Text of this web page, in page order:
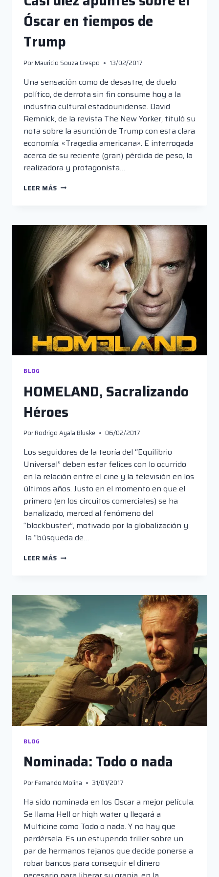
Óscar en tiempos de
Trump
PorMauricio Souza Crespo 13/02/2017
Una sensación como de desastre, de duelo
político, de derrota sin fin consume hoy a la
industria cultural estadounidense. David
Remnick, de la revista The New Yorker, tituló su
nota sobre la asunción de Trump con esta clara
economía: «Tragedia americana». E interrogada
acerca de su reciente (gran) pérdida de peso, la
realizadora y protagonista…
LEER MÁS CASI
EL
ÓSCAR
EN
TIEMPOS
DE
TRUMP
BLOG
HOMELAND, Sacralizando
Héroes
PorRodrigo Ayala Bluske 06/02/2017
Los seguidores de la teoría del “Equilibrio
Universal” deben estar felices con lo ocurrido
en la relación entre el cine y la televisión en los
últimos años. Justo en el momento en que el
primero (en los circuitos comerciales) se ha
banalizado, merced al fenómeno del
“blockbuster”, motivado por la globalización y
la “búsqueda de…
LEER MÁS HOMELAND,
BLOG
Nominada: Todo o nada
PorFernando Molina 31/01/2017
Ha sido nominada en los Oscar a mejor película.
Se llama Hell or high water y llegará a
Multicine como Todo o nada. Y no hay que
perdérsela. Es un estupendo triller sobre un
par de hermanos tejanos que decide ponerse a
robar bancos para conseguir el dinero